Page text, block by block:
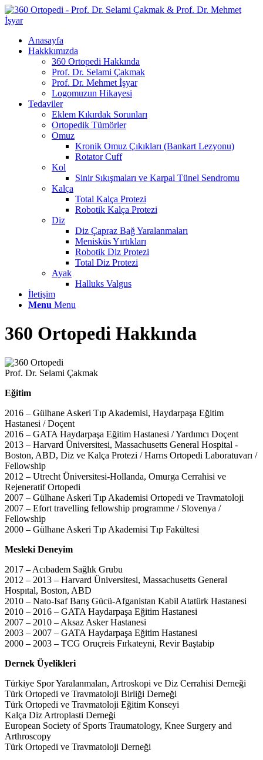
Anasayfa
Hakkkımızda
360 Ortopedi Hakkında
Prof. Dr. Selami Çakmak
Prof. Dr. Mehmet İşyar
Logomuzun Hikayesi
Tedaviler
Eklem Kıkırdak Sorunları
Ortopedik Tümörler
Omuz
Kronik Omuz Çıkıkları (Bankart Lezyonu)
Rotator Cuff
Kol
Sinir Sıkışmaları ve Karpal Tünel Sendromu
Kalça
Total Kalça Protezi
Robotik Kalça Protezi
Diz
Diz Çapraz Bağ Yaralanmaları
Menisküs Yırtıkları
Robotik Diz Protezi
Total Diz Protezi
Ayak
Halluks Valgus
İletişim
Menu Menu
360 Ortopedi Hakkında
Prof. Dr. Selami Çakmak
Eğitim
2016 – Gülhane Askeri Tıp Akademisi, Haydarpaşa Eğitim
Hastanesi / Doçent
2016 – GATA Haydarpaşa Eğitim Hastanesi / Yardımcı Doçent
2013 – Harvard Üniversitesi, Massachusetts General Hospital -
Boston, ABD, Diz ve Kalça Protezi / Harrıs Ortopedi Laboratuvarı /
Fellowship
2012 – Utrecht Üniversitesi-Hollanda, Omurga Cerrahisi ve
Rejeneratif Ortopedi
2007 – Gülhane Askeri Tıp Akademisi Ortopedi ve Travmatoloji
2007 – Efort travelling fellowship programme / Slovenya /
Fellowship
2000 – Gülhane Askeri Tıp Akademisi Tıp Fakültesi
Mesleki Deneyim
2017 – Acıbadem Sağlık Grubu
2012 – 2013 – Harvard Üniversitesi, Massachusetts General
Hospıtal, Boston, ABD
2010 – Nato-Isaf Barış Gücü-Afganistan Kabil Atatürk Hastanesi
2010 – 2016 – GATA Haydarpaşa Eğitim Hastanesi
2007 – 2010 – Aksaz Asker Hastanesi
2003 – 2007 – GATA Haydarpaşa Eğitim Hastanesi
2000 – 2003 – TCG Oruçreis Fırkateyni, Revir Baştabip
Dernek Üyelikleri
Türkiye Spor Yaralanmaları, Artroskopi ve Diz Cerrahisi Derneği
Türk Ortopedi ve Travmatoloji Birliği Derneği
Türk Ortopedi ve Travmatoloji Eğitim Konseyi
Kalça Diz Artroplasti Derneği
European Society of Sports Traumatology, Knee Surgery and
Arthroscopy
Türk Ortopedi ve Travmatoloji Derneği